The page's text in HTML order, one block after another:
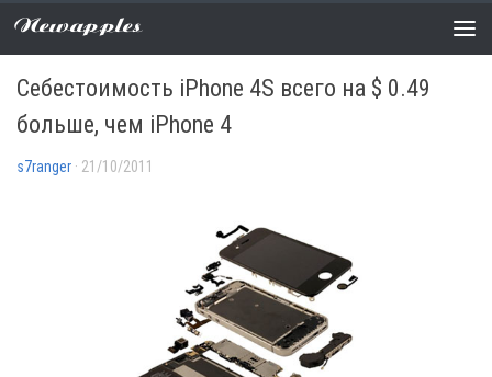
Newapples
НОВОСТИ 0 COMMENTS
Себестоимость iPhone 4S всего на $ 0.49
больше, чем iPhone 4
s7ranger · 21/10/2011